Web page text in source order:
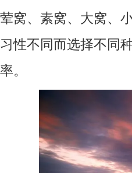
荤窝、素窝、大窝、
习性不同而选择不同
率。